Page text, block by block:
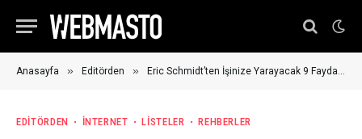
Anasayfa » Editörden » Eric Schmidt’ten İşinize Yarayacak 9 Faydalı E-posta Tavsiyesi
EDITÖRDEN İNTERNET LISTELER REHBERLER